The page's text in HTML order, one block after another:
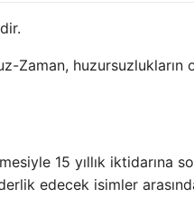
Zaman,
15 yıllık iktidarına
edecek isimler